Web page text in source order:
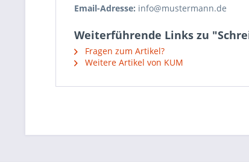
Email-Adresse: info@mustermann.de
Weiterführende Links zu
Fragen zum Artikel?
Weitere Artikel von KUM